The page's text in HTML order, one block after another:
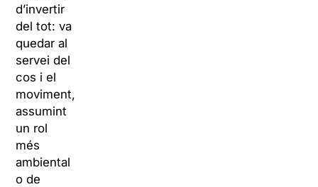
d’invertir
del tot: va
quedar al
servei del
cos i el
moviment,
assumint
un rol
més
ambiental
o de